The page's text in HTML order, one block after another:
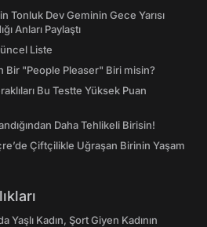
Tonluk Dev Geminin Gece Yarısı
Anları Paylaştı
Liste
Bir "People Pleaser" Biri misin?
Bu Testte Yüksek Puan
Daha Tehlikeli Birisin!
Çiftçilikle Uğraşan Birinin Yaşam
Kadın, Şort Giyen Kadının